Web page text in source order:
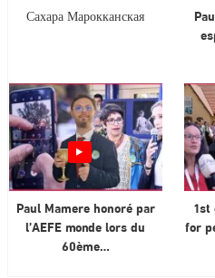
Сахара Марокканская
Paul Mamere honoré par
l’AEFE monde lors du
60ème…
1st
for